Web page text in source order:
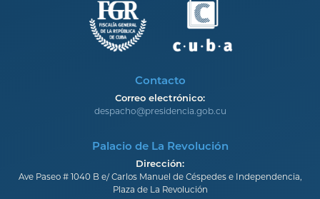
Contacto
Correo electrónico:
despacho@presidencia.gob.cu
Palacio de La Revolución
Dirección:
Ave Paseo # 1040 B e/ Carlos Manuel de Céspedes e Independencia,
Plaza de La Revolución